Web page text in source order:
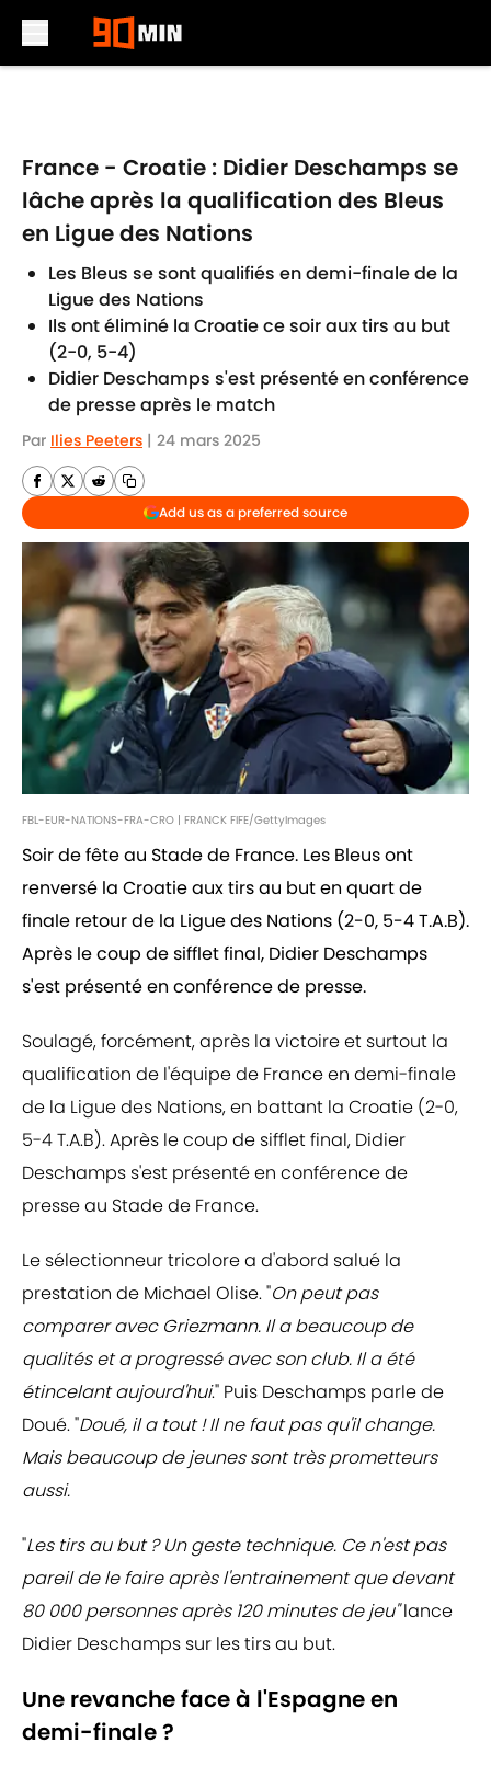
France - Croatie : Didier Deschamps se
lâche après la qualification des Bleus
en Ligue des Nations
Les Bleus se sont qualifiés en demi-finale de la
Ligue des Nations
Ils ont éliminé la Croatie ce soir aux tirs au but
(2-0, 5-4)
Didier Deschamps s'est présenté en conférence
de presse après le match
Par Ilies Peeters | 24 mars 2025
Add us as a preferred source
FBL-EUR-NATIONS-FRA-CRO | FRANCK FIFE/GettyImages
Soir de fête au Stade de France. Les Bleus ont
renversé la Croatie aux tirs au but en quart de
finale retour de la Ligue des Nations (2-0, 5-4 T.A.B).
Après le coup de sifflet final, Didier Deschamps
s'est présenté en conférence de presse.
Soulagé, forcément, après la victoire et surtout la
qualification de l'équipe de France en demi-finale
de la Ligue des Nations, en battant la Croatie (2-0,
5-4 T.A.B). Après le coup de sifflet final, Didier
Deschamps s'est présenté en conférence de
presse au Stade de France.
Le sélectionneur tricolore a d'abord salué la
prestation de Michael Olise. "On peut pas
comparer avec Griezmann. Il a beaucoup de
qualités et a progressé avec son club. Il a été
étincelant aujourd'hui." Puis Deschamps parle de
Doué. "Doué, il a tout ! Il ne faut pas qu'il change.
Mais beaucoup de jeunes sont très prometteurs
aussi.
"Les tirs au but ? Un geste technique. Ce n'est pas
pareil de le faire après l'entrainement que devant
80 000 personnes après 120 minutes de jeu"lance
Didier Deschamps sur les tirs au but.
Une revanche face à l'Espagne en
demi-finale ?